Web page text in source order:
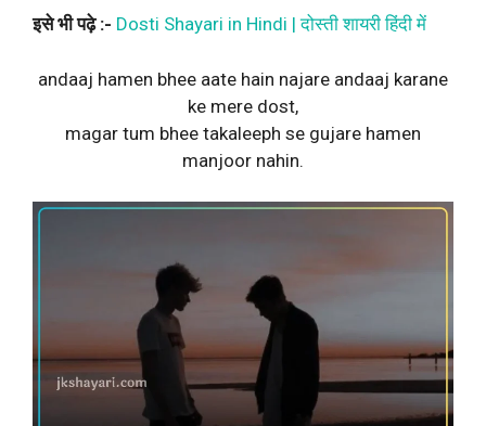
इसे भी पढ़े :- Dosti Shayari in Hindi | दोस्ती शायरी हिंदी में
andaaj hamen bhee aate hain najare andaaj karane
ke mere dost,
magar tum bhee takaleeph se gujare hamen
manjoor nahin.